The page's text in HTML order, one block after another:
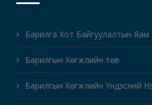
Барилга Хот Байгуулалтын Яам
Барилгын Хөгжлийн төв
Барилгын Хөгжлийн Үндэсний